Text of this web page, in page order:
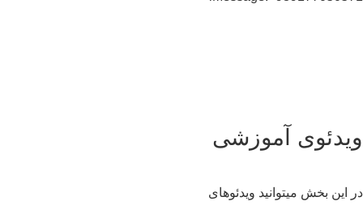
آموزشی
این بخش میتوانید ویدئوهای